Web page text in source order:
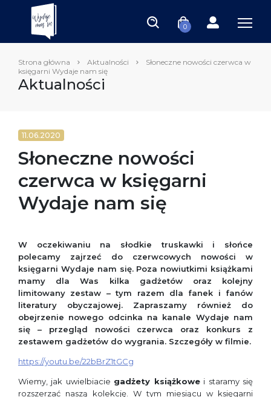
0
Strona główna Aktualności
Słoneczne nowości czerwca w
księgarni Wydaje nam się
Aktualności
11.06.2020
Słoneczne nowości
czerwca w księgarni
Wydaje nam się
W oczekiwaniu na słodkie truskawki i słońce
polecamy zajrzeć do czerwcowych nowości w
księgarni Wydaje nam się. Poza nowiutkimi książkami
mamy dla Was kilka gadżetów oraz kolejny
limitowany zestaw – tym razem dla fanek i fanów
literatury obyczajowej. Zapraszamy również do
obejrzenie nowego odcinka na kanale Wydaje nam
się – przegląd nowości czerwca oraz konkurs z
zestawem gadżetów do wygrania. Szczegóły w filmie.
https://youtu.be/22bBrZ1tGCg
Wiemy, jak uwielbiacie gadżety książkowei staramy się
rozszerzać naszą kolekcję. W tym miesiącu w księgarni